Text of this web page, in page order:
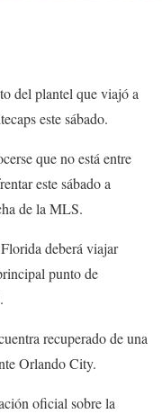
del plantel que viajó a
este sábado.
que no está entre
este sábado a
de la MLS.
deberá viajar
punto de
recuperado de una
Orlando City.
oficial sobre la